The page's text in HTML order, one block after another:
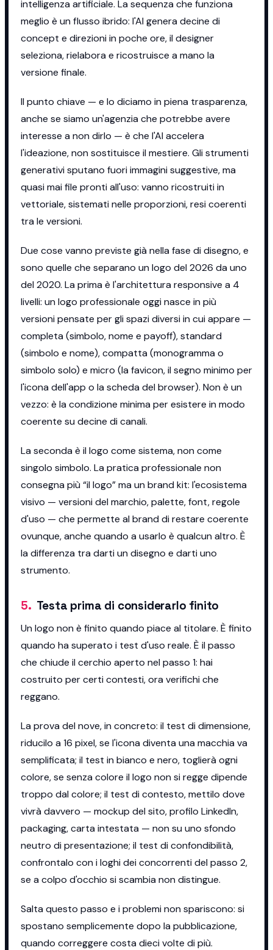
intelligenza artificiale. La sequenza che funziona
meglio è un flusso ibrido: l'AI genera decine di
concept e direzioni in poche ore, il designer
seleziona, rielabora e ricostruisce a mano la
versione finale.
Il punto chiave — e lo diciamo in piena trasparenza,
anche se siamo un'agenzia che potrebbe avere
interesse a non dirlo — è che l'AI accelera
l'ideazione, non sostituisce il mestiere. Gli strumenti
generativi sputano fuori immagini suggestive, ma
quasi mai file pronti all'uso: vanno ricostruiti in
vettoriale, sistemati nelle proporzioni, resi coerenti
tra le versioni.
Due cose vanno previste già nella fase di disegno, e
sono quelle che separano un logo del 2026 da uno
del 2020. La prima è l'architettura responsive a 4
livelli: un logo professionale oggi nasce in più
versioni pensate per gli spazi diversi in cui appare —
completa (simbolo, nome e payoff), standard
(simbolo e nome), compatta (monogramma o
simbolo solo) e micro (la favicon, il segno minimo per
l'icona dell'app o la scheda del browser). Non è un
vezzo: è la condizione minima per esistere in modo
coerente su decine di canali.
La seconda è il logo come sistema, non come
singolo simbolo. La pratica professionale non
consegna più “il logo” ma un brand kit: l'ecosistema
visivo — versioni del marchio, palette, font, regole
d'uso — che permette al brand di restare coerente
ovunque, anche quando a usarlo è qualcun altro. È
la differenza tra darti un disegno e darti uno
strumento.
5. Testa prima di considerarlo finito
Un logo non è finito quando piace al titolare. È finito
quando ha superato i test d'uso reale. È il passo
che chiude il cerchio aperto nel passo 1: hai
costruito per certi contesti, ora verifichi che
reggano.
La prova del nove, in concreto: il test di dimensione,
riducilo a 16 pixel, se l'icona diventa una macchia va
semplificata; il test in bianco e nero, toglierà ogni
colore, se senza colore il logo non si regge dipende
troppo dal colore; il test di contesto, mettilo dove
vivrà davvero — mockup del sito, profilo LinkedIn,
packaging, carta intestata — non su uno sfondo
neutro di presentazione; il test di confondibilità,
confrontalo con i loghi dei concorrenti del passo 2,
se a colpo d'occhio si scambia non distingue.
Salta questo passo e i problemi non spariscono: si
spostano semplicemente dopo la pubblicazione,
quando correggere costa dieci volte di più.